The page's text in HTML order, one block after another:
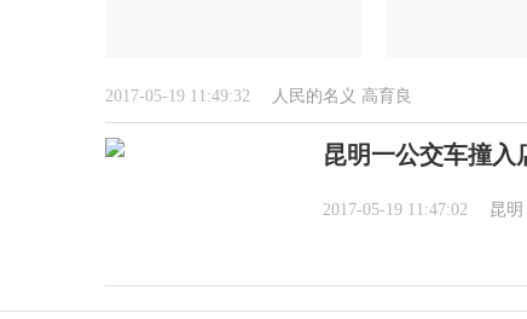
2017-05-19 11:49:32 人民的名义 高育良
昆明一公交车撞入
2017-05-19 11:47:02 昆明